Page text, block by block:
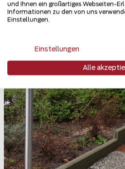
und Ihnen ein großartiges Webseiten-
Informationen zu den von uns
Einstellungen.
Einstellungen
Alle